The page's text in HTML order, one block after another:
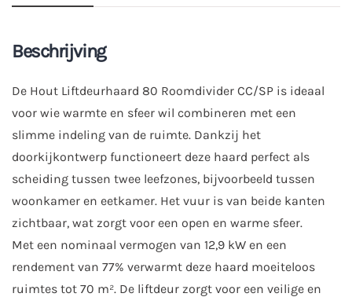
Beschrijving
De Hout Liftdeurhaard 80 Roomdivider CC/SP is ideaal
voor wie warmte en sfeer wil combineren met een
slimme indeling van de ruimte. Dankzij het
doorkijkontwerp functioneert deze haard perfect als
scheiding tussen twee leefzones, bijvoorbeeld tussen
woonkamer en eetkamer. Het vuur is van beide kanten
zichtbaar, wat zorgt voor een open en warme sfeer.
Met een nominaal vermogen van 12,9 kW en een
rendement van 77% verwarmt deze haard moeiteloos
ruimtes tot 70 m². De liftdeur zorgt voor een veilige en